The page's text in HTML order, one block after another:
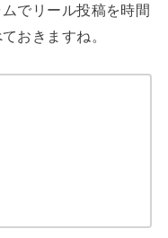
でリール投稿を時間
おきますね。